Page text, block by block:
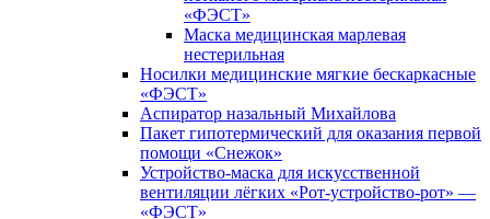
«ФЭСТ»
Маска медицинская марлевая
нестерильная
Носилки медицинские мягкие бескаркасные
«ФЭСТ»
Аспиратор назальный Михайлова
Пакет гипотермический для оказания первой
помощи «Снежок»
Устройство-маска для искусственной
вентиляции лёгких «Рот-устройство-рот» —
«ФЭСТ»